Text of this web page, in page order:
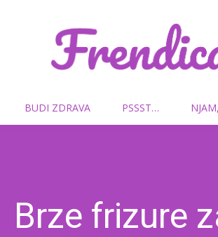
BUDI ZDRAVA PSSST…
Brze frizure